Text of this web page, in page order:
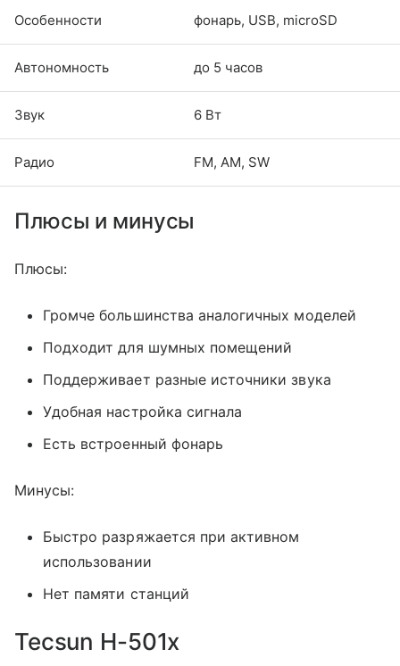
Особенности фонарь, USB, microSD
Автономность до 5 часов
Звук 6 Вт
Радио FM, AM, SW
Плюсы и минусы
Плюсы:
Громче большинства аналогичных моделей
Подходит для шумных помещений
Поддерживает разные источники звука
Удобная настройка сигнала
Есть встроенный фонарь
Минусы:
Быстро разряжается при активном
использовании
Нет памяти станций
Tecsun H-501x